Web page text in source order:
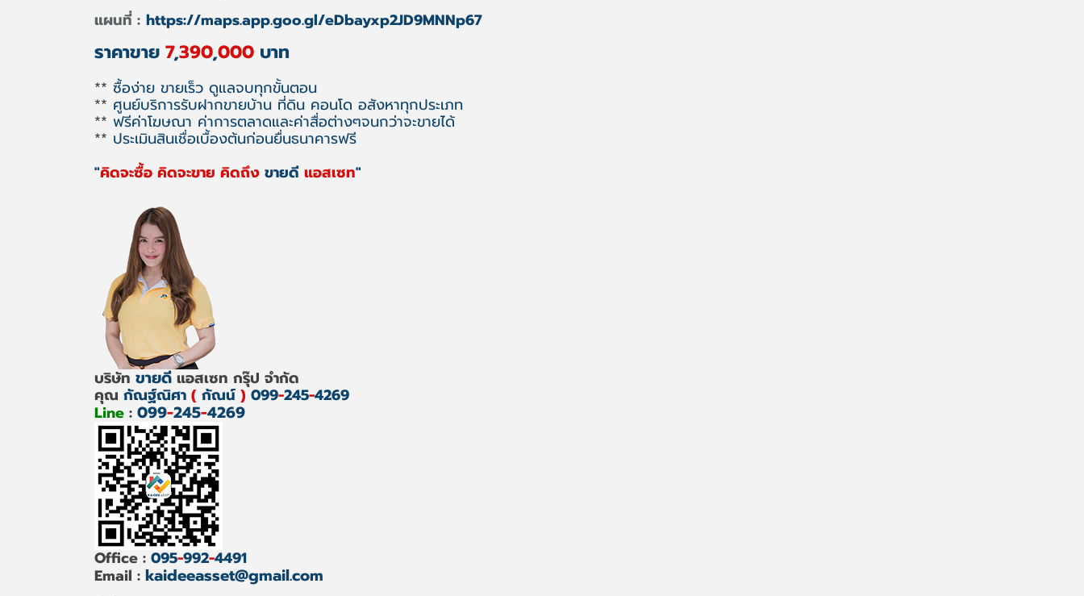
แผนที่ : https://maps.app.goo.gl/eDbayxp2JD9MNNp67
ราคาขาย 7,390,000 บาท
** ซื้อง่าย ขายเร็ว ดูแลจบทุกขั้นตอน
** ศูนย์บริการรับฝากขายบ้าน ที่ดิน คอนโด อสังหาทุกประเภท
** ฟรีค่าโฆษณา ค่าการตลาดและค่าสื่อต่างๆจนกว่าจะขายได้
** ประเมินสินเชื่อเบื้องต้นก่อนยื่นธนาคารฟรี
"คิดจะซื้อ คิดจะขาย คิดถึง ขายดี แอสเซท"
บริษัท ขายดี แอสเซท กรุ๊ป จำกัด
คุณ กัณฐ์ณิศา ( กัณน์ ) 099-245-4269
Line : 099-245-4269
Office : 095-992-4491
Email : kaideeasset@gmail.com